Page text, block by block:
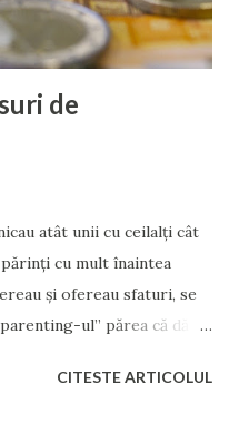
de
atât unii cu ceilalți cât
cu mult înaintea
și ofereau sfaturi, se
ul” părea că dă
noțiunea de parenting
CITESTE ARTICOLUL